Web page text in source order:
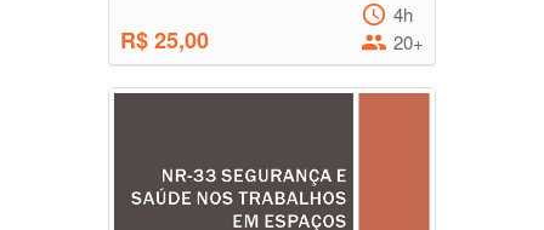
R$ 25,00
4h
20+